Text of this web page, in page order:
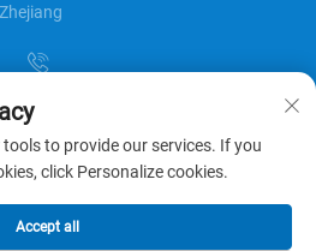
[email protected]
Universal Trading Co.,Ltd. Reservados
Política de privacidad
to provide our services. If you
click Personalize cookies.
Accept all